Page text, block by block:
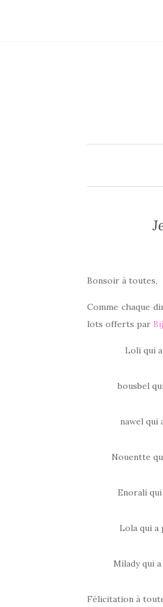
Bonsoir à toutes,
Comme chaque
lots offerts par
Loli qui
bousbel
nawel qui
Nouentte
Enorali
Lola qui a
Milady qui
Félicitation à